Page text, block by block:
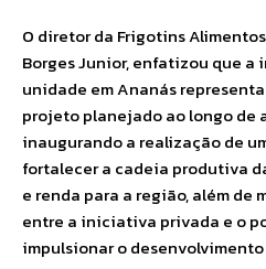
O diretor da Frigotins
Borges Junior, enfatizou que a
unidade em Ananás
projeto planejado ao longo de
inaugurando a realização de
fortalecer a cadeia produtiva
e renda para a região, além de
entre a iniciativa privada e o
impulsionar o